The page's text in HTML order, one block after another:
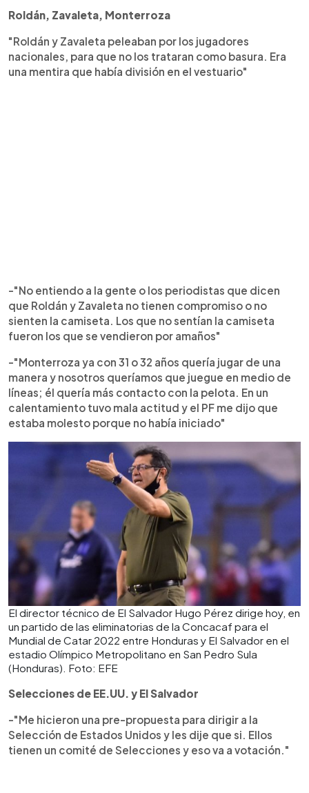
Roldán, Zavaleta, Monterroza
"Roldán y Zavaleta peleaban por los jugadores
nacionales, para que no los trataran como basura. Era
una mentira que había división en el vestuario"
-"No entiendo a la gente o los periodistas que dicen
que Roldán y Zavaleta no tienen compromiso o no
sienten la camiseta. Los que no sentían la camiseta
fueron los que se vendieron por amaños"
-"Monterroza ya con 31 o 32 años quería jugar de una
manera y nosotros queríamos que juegue en medio de
líneas; él quería más contacto con la pelota. En un
calentamiento tuvo mala actitud y el PF me dijo que
estaba molesto porque no había iniciado"
El director técnico de El Salvador Hugo Pérez dirige hoy, en
un partido de las eliminatorias de la Concacaf para el
Mundial de Catar 2022 entre Honduras y El Salvador en el
estadio Olímpico Metropolitano en San Pedro Sula
(Honduras). Foto: EFE
Selecciones de EE.UU. y El Salvador
-"Me hicieron una pre-propuesta para dirigir a la
Selección de Estados Unidos y les dije que si. Ellos
tienen un comité de Selecciones y eso va a votación."